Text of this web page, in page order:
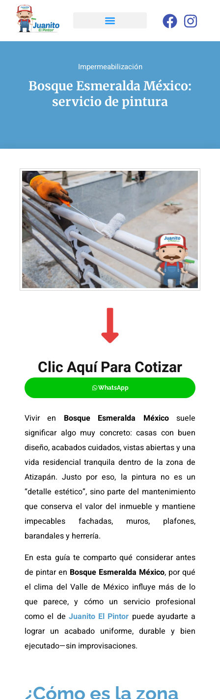
Impermeabilización
Bosque Esmeralda México:
servicio de pintura
Clic Aquí Para Cotizar​
WhatsApp
Vivir en Bosque Esmeralda Méxicosuele
significar algo muy concreto: casas con buen
diseño, acabados cuidados, vistas abiertas y una
vida residencial tranquila dentro de la zona de
Atizapán. Justo por eso, la pintura no es un
“detalle estético”, sino parte del mantenimiento
que conserva el valor del inmueble y mantiene
impecables fachadas, muros, plafones,
barandales y herrería.
En esta guía te comparto qué considerar antes
de pintar en Bosque Esmeralda México, por qué
el clima del Valle de México influye más de lo
que parece, y cómo un servicio profesional
como el de Juanito El Pintor puede ayudarte a
lograr un acabado uniforme, durable y bien
ejecutado—sin improvisaciones.
¿Cómo es la zona